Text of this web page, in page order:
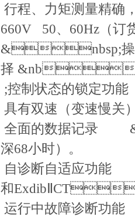
行程、力矩测量精确
660V 50、60Hz（订
&nbsp;操
择
;控制状态的
具有双速（变速慢关
全面的数据记录
深68小时）。
自诊断自适应功
和
运行中故障